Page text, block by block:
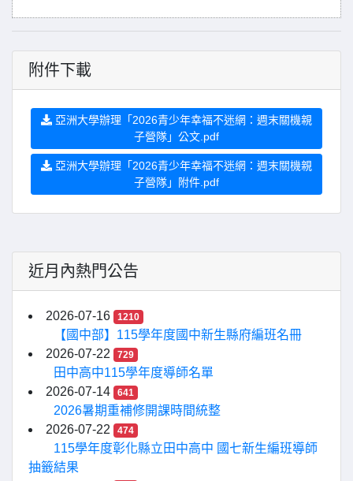
附件下載
亞洲大學辦理「2026青少年幸福不迷網：週末關機親
子營隊」公文.pdf
亞洲大學辦理「2026青少年幸福不迷網：週末關機親
子營隊」附件.pdf
近月內熱門公告
2026-07-16 1210
【國中部】115學年度國中新生縣府編班名冊
2026-07-22
729
田中高中115學年度導師名單
2026-07-14
641
2026暑期重補修開課時間統整
2026-07-22
474
115學年度彰化縣立田中高中 國七新生編班導師
抽籤結果